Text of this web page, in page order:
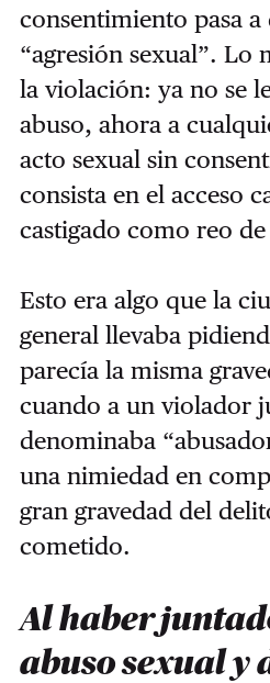
consentimiento pasa
“agresión sexual”. Lo
la violación: ya no se
abuso, ahora a
acto sexual sin
consista en el acceso
castigado como reo
Esto era algo que la
general llevaba
parecía la misma
cuando a un violador
denominaba
una nimiedad en
gran gravedad del
cometido.
Al haber
abuso sexual y